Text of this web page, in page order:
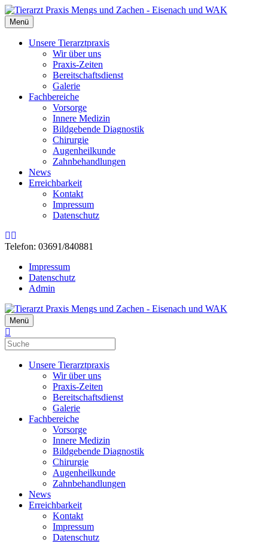
Menü
Unsere Tierarztpraxis
Wir über uns
Praxis-Zeiten
Bereitschaftsdienst
Galerie
Fachbereiche
Vorsorge
Innere Medizin
Bildgebende Diagnostik
Chirurgie
Augenheilkunde
Zahnbehandlungen
News
Erreichbarkeit
Kontakt
Impressum
Datenschutz
RssEmail
Telefon: 03691/840881
Impressum
Datenschutz
Admin
Menü
Unsere Tierarztpraxis
Wir über uns
Praxis-Zeiten
Bereitschaftsdienst
Galerie
Fachbereiche
Vorsorge
Innere Medizin
Bildgebende Diagnostik
Chirurgie
Augenheilkunde
Zahnbehandlungen
News
Erreichbarkeit
Kontakt
Impressum
Datenschutz